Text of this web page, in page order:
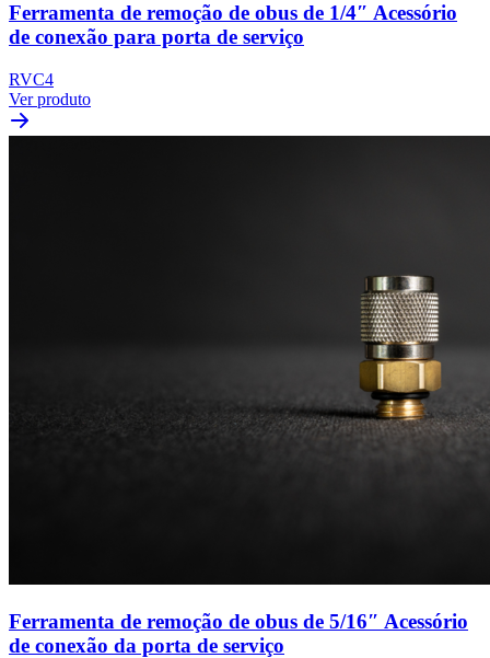
Ferramenta de remoção de obus de 1/4″ Acessório
de conexão para porta de serviço
RVC4
Ver produto
Ferramenta de remoção de obus de 5/16″ Acessório
de conexão da porta de serviço